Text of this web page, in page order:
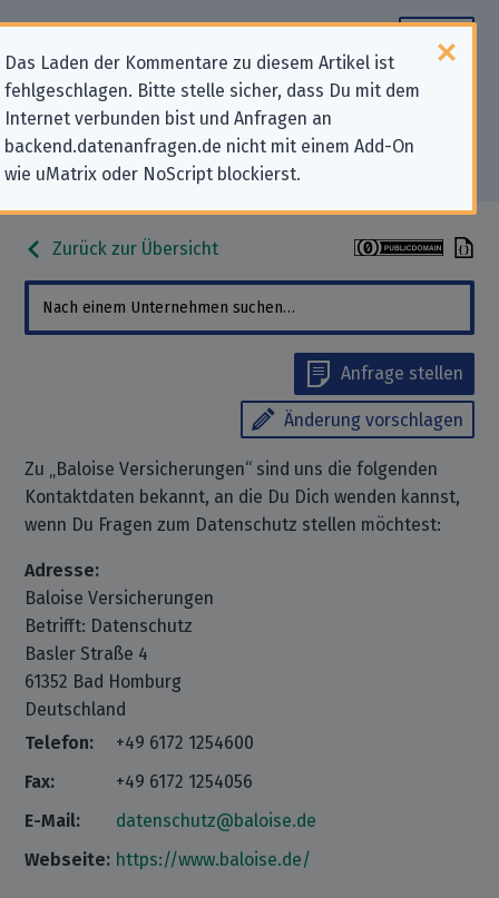
Das Laden der Kommentare zu diesem Artikel ist
fehlgeschlagen. Bitte stelle sicher, dass Du mit dem
Internet verbunden bist und Anfragen an
backend.datenanfragen.de nicht mit einem Add-On
wie uMatrix oder NoScript blockierst.
Datenschutz-Kontaktdaten für
„Baloise Versicherungen“
Zurück zur Übersicht
Anfrage stellen
Änderung vorschlagen
Zu „Baloise Versicherungen“ sind uns die folgenden
Kontaktdaten bekannt, an die Du Dich wenden kannst,
wenn Du Fragen zum Datenschutz stellen möchtest:
Adresse:
Baloise Versicherungen
Betrifft: Datenschutz
Basler Straße 4
61352 Bad Homburg
Deutschland
Telefon:
+49 6172 1254600
Fax:
+49 6172 1254056
E-Mail:
datenschutz@baloise.de
Webseite: https://www.baloise.de/